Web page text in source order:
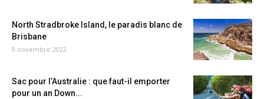
North Stradbroke Island, le paradis blanc de
Brisbane
9 novembre 2022
Sac pour l’Australie : que faut-il emporter
pour un an Down...